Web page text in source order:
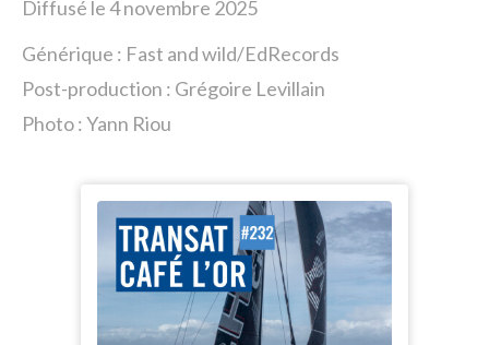
Diffusé le 4 novembre 2025
Générique : Fast and wild/EdRecords
Post-production : Grégoire Levillain
Photo : Yann Riou